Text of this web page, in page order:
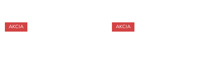
AKCIA AKCIA